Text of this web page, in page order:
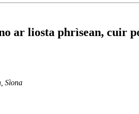
ar liosta phrìsean, cuir
Sìona